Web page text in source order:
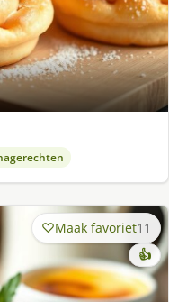
Maak favoriet11
👍